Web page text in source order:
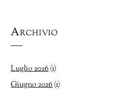
Archivio
Luglio 2026(1)
Giugno 2026(1)